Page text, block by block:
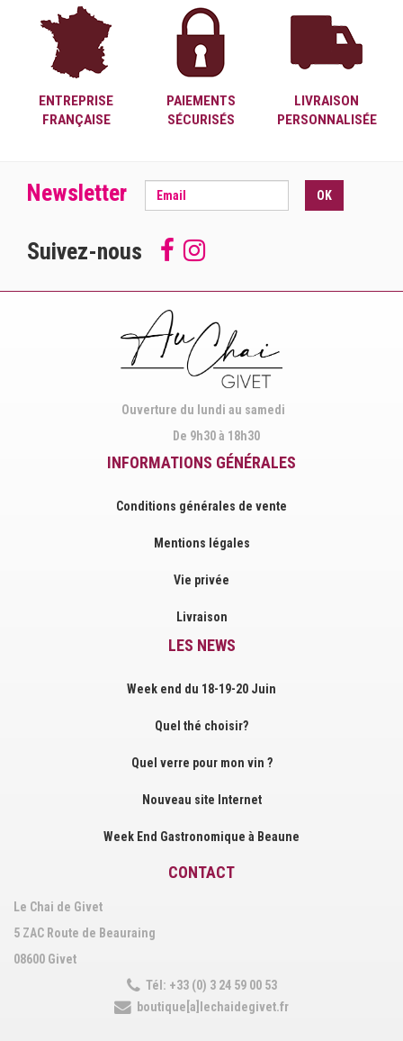
ENTREPRISE
FRANÇAISE
PAIEMENTS
SÉCURISÉS
LIVRAISON
PERSONNALISÉE
Newsletter OK
Suivez-nous
Follow
us
Facebook
Suivez-
nous
Instagram
Ouverture du lundi au samedi
De 9h30 à 18h30
INFORMATIONS GÉNÉRALES
Conditions générales de vente
Mentions légales
Vie privée
Livraison
LES NEWS
Week end du 18-19-20 Juin
Quel thé choisir?
Quel verre pour mon vin ?
Nouveau site Internet
Week End Gastronomique à Beaune
CONTACT
Le Chai de Givet
5 ZAC Route de Beauraing
08600 Givet
Tél: +33 (0) 3 24 59 00 53
boutique[a]lechaidegivet.fr